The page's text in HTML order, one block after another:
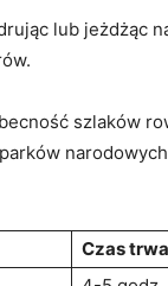
lub jeżdżąc
szlaków
Czas